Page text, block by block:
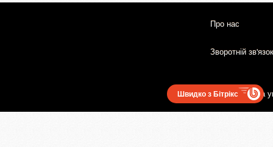
Про нас
Зворотній зв'язок
Користувацька
Швидко з Бітрікс